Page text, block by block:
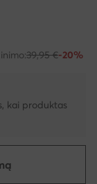
39,95 €-20%
kai produktas